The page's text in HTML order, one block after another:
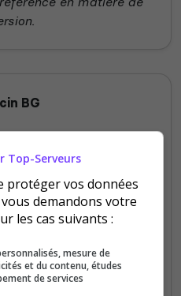
BG
mais votre
Top-Serveurs
protéger vos données
demandons votre
les cas suivants :
mesure de
et du contenu, études
de services